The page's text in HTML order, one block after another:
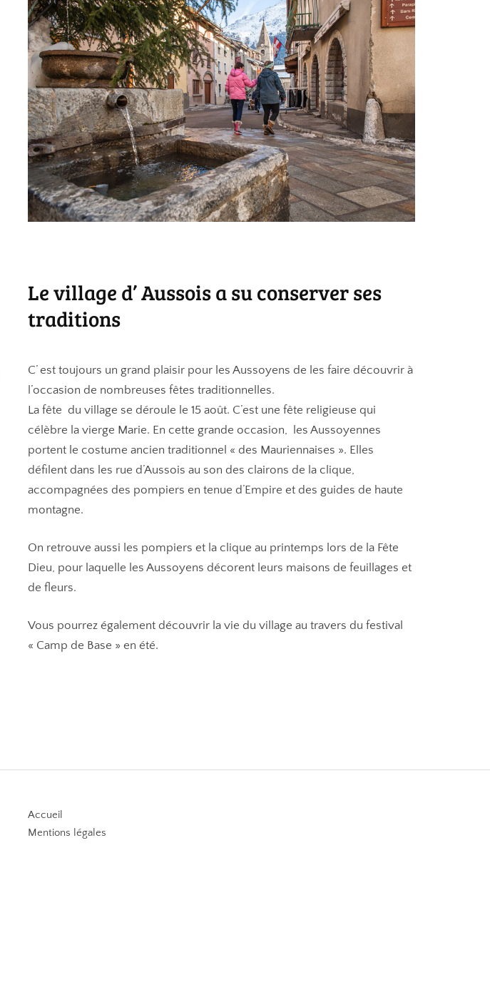
Le village d’ Aussois a su conserver ses
traditions
C’ est toujours un grand plaisir pour les Aussoyens de les faire découvrir à
l’occasion de nombreuses fêtes traditionnelles.
La fête du village se déroule le 15 août. C’est une fête religieuse qui
célèbre la vierge Marie. En cette grande occasion, les Aussoyennes
portent le costume ancien traditionnel « des Mauriennaises ». Elles
défilent dans les rue d’Aussois au son des clairons de la clique,
accompagnées des pompiers en tenue d’Empire et des guides de haute
montagne.
On retrouve aussi les pompiers et la clique au printemps lors de la Fête
Dieu, pour laquelle les Aussoyens décorent leurs maisons de feuillages et
de fleurs.
Vous pourrez également découvrir la vie du village au travers du festival
« Camp de Base » en été.
Accueil
Mentions légales